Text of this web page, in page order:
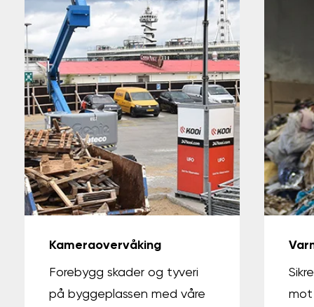
Kameraovervåking
Forebygg skader og tyveri
på byggeplassen med våre
mot